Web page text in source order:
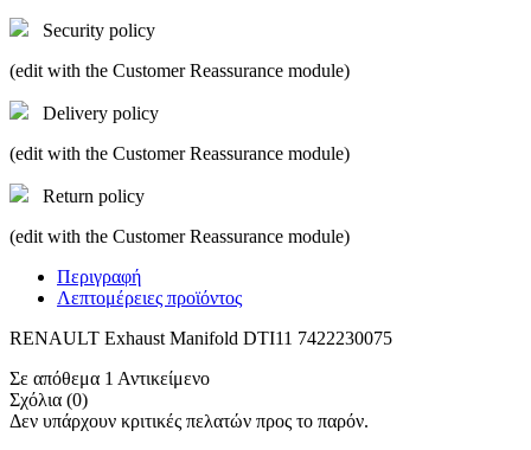
Security policy
(edit with the Customer Reassurance module)
Delivery policy
(edit with the Customer Reassurance module)
Return policy
(edit with the Customer Reassurance module)
Περιγραφή
Λεπτομέρειες προϊόντος
RENAULT Exhaust Manifold DTI11 7422230075
Σε απόθεμα 1 Αντικείμενο
Σχόλια (0)
Δεν υπάρχουν κριτικές πελατών προς το παρόν.